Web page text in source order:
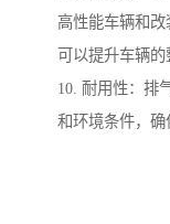
高性能车辆和
可以提升车辆的
10. 耐用性：排
和环境条件，确